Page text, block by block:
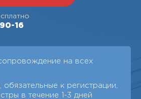
16
на всех
обязательные к регистрации,
в течение 1-3 дней